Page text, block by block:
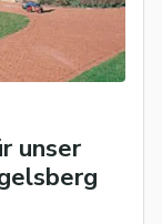
unser